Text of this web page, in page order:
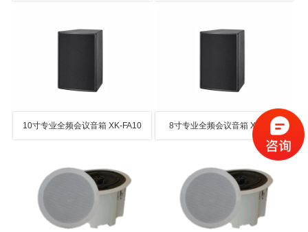
10寸专业全频会议音箱 XK-FA10 8寸专业全频会议音箱 XK-FA8